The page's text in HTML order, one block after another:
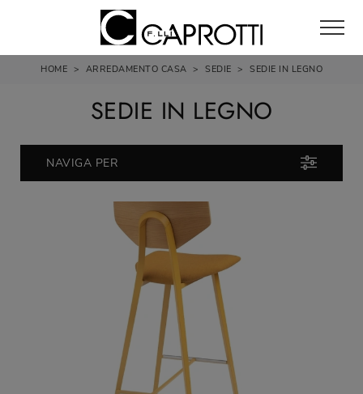
HOME > ARREDAMENTO CASA > SEDIE > SEDIE IN LEGNO
SEDIE IN LEGNO
NAVIGA PER